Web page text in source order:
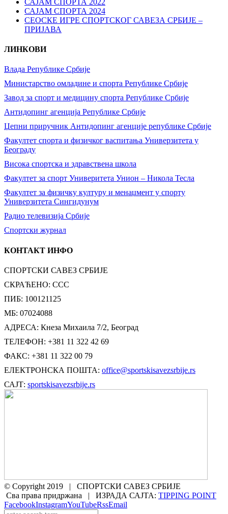
САЈАМ СПОРТА 2022
САЈАМ СПОРТА 2024
СЕОСКЕ ИГРЕ СПОРТСКОГ САВЕЗА СРБИЈЕ –
ПРИЈАВА
ЛИНКОВИ
Влада Републике Србије
Министарство омладине и спорта Републике Србије
Завод за спорт и медицину спорта Републике Србије
Антидопинг агенција Републике Србије
Џепни приручник Антидопинг агенције републике Србије
Факултет спорта и физичког васпитања Универзитета у
Београду
Висока спортска и здравствена школа
Факултет за спорт Универитета Унион – Никола Тесла
Факултет за физичку културу и менаџмент у спорту
Универзитета Сингидунум
Радио телевизија Србије
Спортски журнал
КОНТАКТ ИНФО
СПОРТСКИ САВЕЗ СРБИЈЕ
СКРАЋЕНО: ССС
ПИБ: 100121125
МБ: 07024088
АДРЕСА: Кнеза Михаила 7/2, Београд
ТЕЛЕФОН: +381 11 322 42 69
ФАКС: +381 11 322 00 79
ЕЛЕКТРОНСКА ПОШТА: office@sportskisavezsrbije.rs
САЈТ: sportskisavezsrbije.rs
© Copyright 2019 | СПОРТСКИ САВЕЗ СРБИЈЕ
Сва права придржана | ИЗРАДА САЈТА: TIPPING POINT
FacebookInstagramYouTubeRssEmail